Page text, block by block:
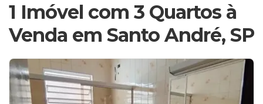
1 Imóvel com 3 Quartos à
Venda em Santo André, SP